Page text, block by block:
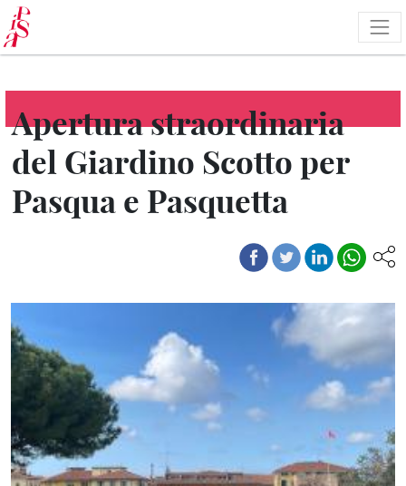
Salta
al
contenuto
principale
Apertura straordinaria
del Giardino Scotto per
Pasqua e Pasquetta